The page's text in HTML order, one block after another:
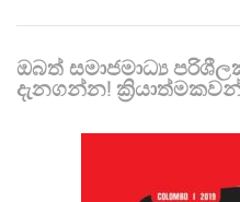
ඔබත් සමාජමාධ්‍ය
දැනගන්න!